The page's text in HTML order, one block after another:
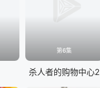
第6集
杀人者的购物中心2